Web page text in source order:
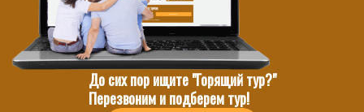
До сих пор ищите "Горящий тур?"
Перезвоним и подберем тур!